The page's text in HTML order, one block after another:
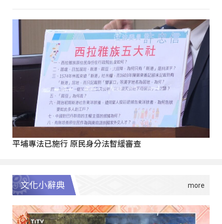
平埔專法已施行 原民身分法暫緩審查
文化小辭典